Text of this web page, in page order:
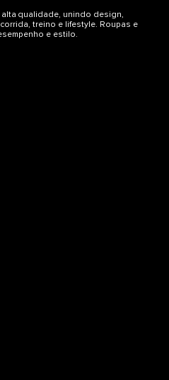
qualidade, unindo design,
treino e lifestyle. Roupas e
e estilo.